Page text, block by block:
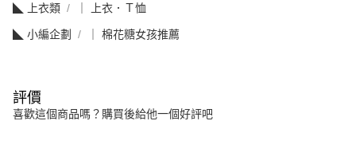
◣ 上衣類 ｜ 上衣．Ｔ恤
◣ 小編企劃 ｜ 棉花糖女孩推薦
評價
喜歡這個商品嗎？購買後給他一個好評吧